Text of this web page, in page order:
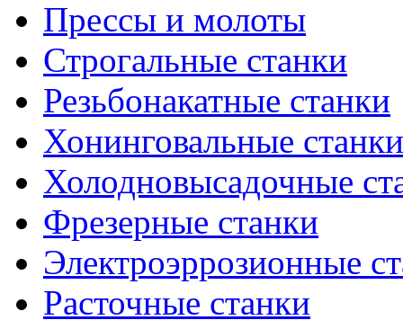
Прессы и молоты
Строгальные станки
Резьбонакатные станки
Хонинговальные станки
Холодновысадочные
Фрезерные станки
Электроэррозионные
Расточные станки